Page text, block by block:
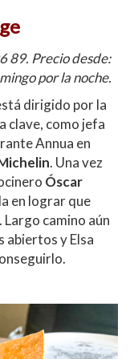
89. Precio desde:
por la noche.
dirigido por la
clave, como jefa
Annua en
. Una vez
Óscar
en lograr que
camino aún
abiertos y Elsa